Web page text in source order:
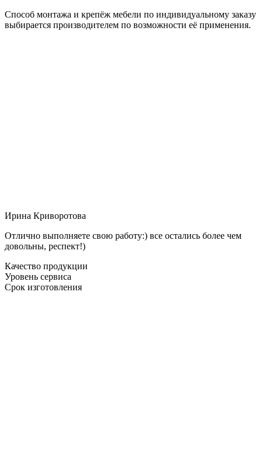
Способ монтажа и крепёж мебели по индивидуальному заказу
выбирается производителем по возможности её применения.
Ирина Криворотова
Отлично выполняете свою работу:) все остались более чем
довольны, респект!)
Качество продукции
Уровень сервиса
Срок изготовления